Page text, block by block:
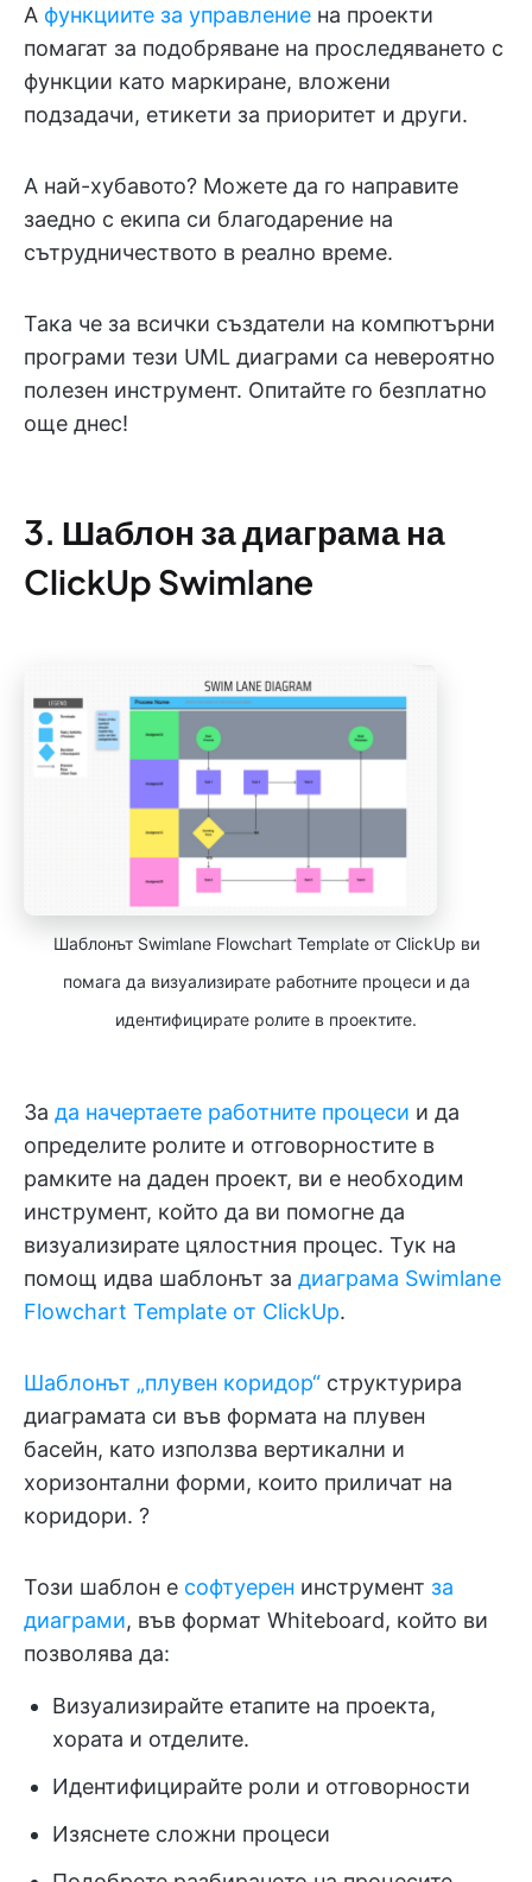
А функциите за управление на проекти
помагат за подобряване на проследяването с
функции като маркиране, вложени
подзадачи, етикети за приоритет и други.
А най-хубавото? Можете да го направите
заедно с екипа си благодарение на
сътрудничеството в реално време.
Така че за всички създатели на компютърни
програми тези UML диаграми са невероятно
полезен инструмент. Опитайте го безплатно
още днес!
3. Шаблон за диаграма на
ClickUp Swimlane
Шаблонът Swimlane Flowchart Template от ClickUp ви
помага да визуализирате работните процеси и да
идентифицирате ролите в проектите.
За да начертаете работните процеси и да
определите ролите и отговорностите в
рамките на даден проект, ви е необходим
инструмент, който да ви помогне да
визуализирате цялостния процес. Тук на
помощ идва шаблонът за диаграма Swimlane
Flowchart Template от ClickUp.
Шаблонът „плувен коридор“ структурира
диаграмата си във формата на плувен
басейн, като използва вертикални и
хоризонтални форми, които приличат на
коридори. ?
Този шаблон е софтуерен инструмент за
диаграми, във формат Whiteboard, който ви
позволява да:
Визуализирайте етапите на проекта,
хората и отделите.
Идентифицирайте роли и отговорности
Изяснете сложни процеси